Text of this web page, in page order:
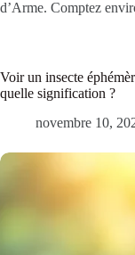
d’Arme. Comptez
Voir un insecte
quelle signification ?
novembre 10,